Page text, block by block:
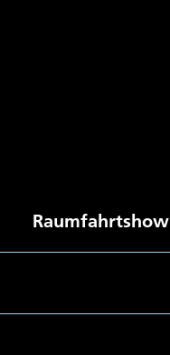
Raumfahrtshow